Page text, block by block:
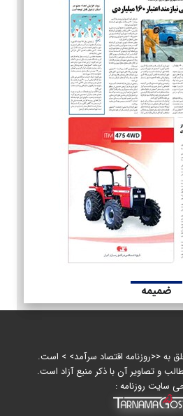
ضمیمه
به <<روزنامه اقتصاد سرآمد> > است.
و تصاویر آن با ذکر منبع آزاد است.
سایت روزنامه :